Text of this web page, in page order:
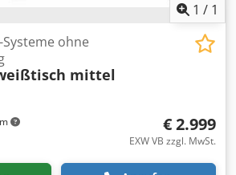
1 / 1
ohne
mittel
€ 2.999
EXW VB zzgl. MwSt.